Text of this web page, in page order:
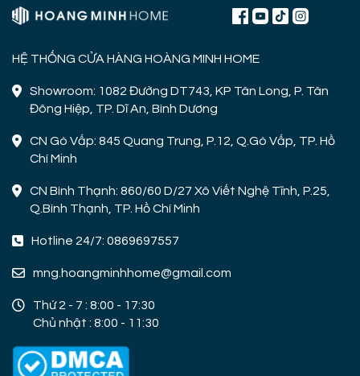
HỆ THỐNG CỬA HÀNG HOÀNG MINH HOME
Showroom: 1082 Đường DT743, KP Tân Long, P. Tân
Đông Hiệp, TP. Dĩ An, Bình Dương
CN Gò Vấp: 845 Quang Trung, P.12, Q.Gò Vấp, TP. Hồ
Chí Minh
CN Bình Thạnh: 860/60 D/27 Xô Viết Nghệ Tĩnh, P.25,
Q.Bình Thạnh, TP. Hồ Chí Minh
Hotline 24/7: 0869697557
mng.hoangminhhome@gmail.com
Thứ 2 - 7 : 8:00 - 17:30
Chủ nhật : 8:00 - 11:30